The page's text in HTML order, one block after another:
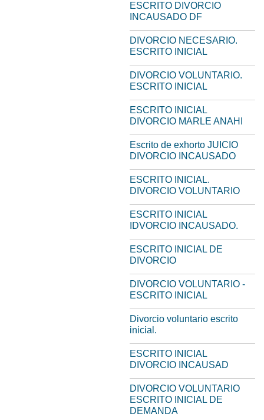
ESCRITO DIVORCIO
INCAUSADO DF
DIVORCIO NECESARIO.
ESCRITO INICIAL
DIVORCIO VOLUNTARIO.
ESCRITO INICIAL
ESCRITO INICIAL
DIVORCIO MARLE ANAHI
Escrito de exhorto JUICIO
DIVORCIO INCAUSADO
ESCRITO INICIAL.
DIVORCIO VOLUNTARIO
ESCRITO INICIAL
IDVORCIO INCAUSADO.
ESCRITO INICIAL DE
DIVORCIO
DIVORCIO VOLUNTARIO -
ESCRITO INICIAL
Divorcio voluntario escrito
inicial.
ESCRITO INICIAL
DIVORCIO INCAUSAD
DIVORCIO VOLUNTARIO
ESCRITO INICIAL DE
DEMANDA